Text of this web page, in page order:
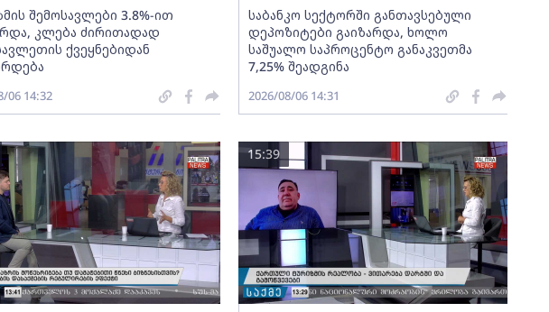
შემოსავლები 3.8%-ით
კლება ძირითადად
ქვეყნებიდან
06 14:32
საბანკო სექტორში განთავსებული
დეპოზიტები გაიზარდა, ხოლო
საშუალო საპროცენტო განაკვეთმა
7,25% შეადგინა
2026/08/06 14:31
15:39